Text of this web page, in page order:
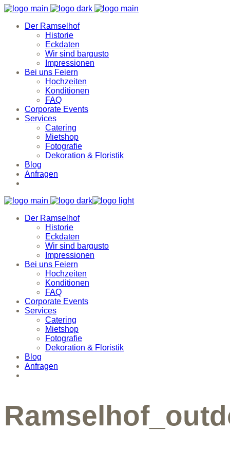
Der Ramselhof
Historie
Eckdaten
Wir sind bargusto
Impressionen
Bei uns Feiern
Hochzeiten
Konditionen
FAQ
Corporate Events
Services
Catering
Mietshop
Fotografie
Dekoration & Floristik
Blog
Anfragen
Der Ramselhof
Historie
Eckdaten
Wir sind bargusto
Impressionen
Bei uns Feiern
Hochzeiten
Konditionen
FAQ
Corporate Events
Services
Catering
Mietshop
Fotografie
Dekoration & Floristik
Blog
Anfragen